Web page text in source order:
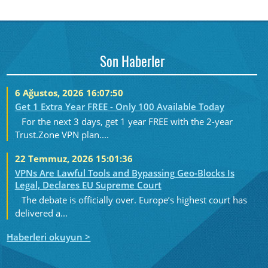
Son Haberler
6 Ağustos, 2026 16:07:50
Get 1 Extra Year FREE - Only 100 Available Today
For the next 3 days, get 1 year FREE with the 2-year
Trust.Zone VPN plan....
22 Temmuz, 2026 15:01:36
VPNs Are Lawful Tools and Bypassing Geo-Blocks Is
Legal, Declares EU Supreme Court
The debate is officially over. Europe’s highest court has
delivered a...
Haberleri okuyun >